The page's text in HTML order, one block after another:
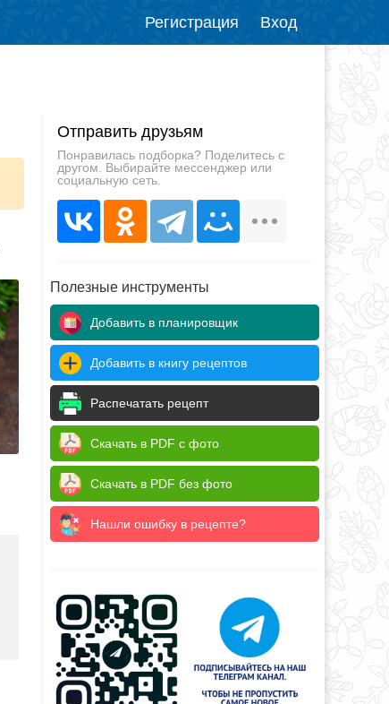
Регистрация Вход
Отправить друзьям
Понравилась подборка? Поделитесь с
другом. Выбирайте мессенджер или
социальную сеть.
Полезные инструменты
Добавить в планировщик
Добавить в книгу рецептов
Распечатать рецепт
Скачать в PDF с фото
Скачать в PDF без фото
Нашли ошибку в рецепте?